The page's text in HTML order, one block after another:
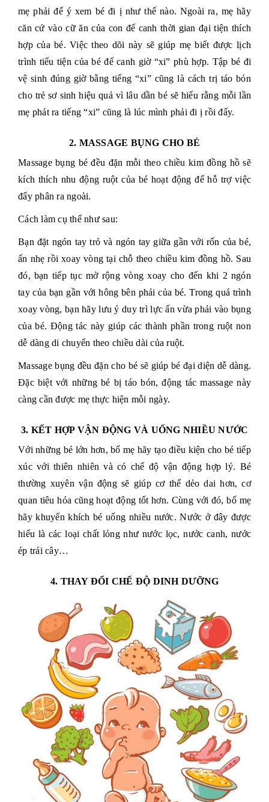
mẹ phải để ý xem bé đi ị như thế nào. Ngoài ra, mẹ hãy
căn cứ vào cữ ăn của con để canh thời gian đại tiện thích
hợp của bé. Việc theo dõi này sẽ giúp mẹ biết được lịch
trình tiểu tiện của bé để canh giờ “xi” phù hợp. Tập bé đi
vệ sinh đúng giờ bằng tiếng “xi” cũng là cách trị táo bón
cho trẻ sơ sinh hiệu quả vì lâu dần bé sẽ hiểu rằng mỗi lần
mẹ phát ra tiếng “xi” cũng là lúc mình phải đi ị rồi đấy.
2. MASSAGE BỤNG CHO BÉ
Massage bụng bé đều đặn mỗi theo chiều kim đồng hồ sẽ
kích thích nhu động ruột của bé hoạt động để hỗ trợ việc
đẩy phân ra ngoài.
Cách làm cụ thể như sau:
Bạn đặt ngón tay trỏ và ngón tay giữa gần với rốn của bé,
ấn nhẹ rồi xoay vòng tại chỗ theo chiều kim đồng hồ. Sau
đó, bạn tiếp tục mở rộng vòng xoay cho đến khi 2 ngón
tay của bạn gần với hông bên phải của bé. Trong quá trình
xoay vòng, bạn hãy lưu ý duy trì lực ấn vừa phải vào bụng
của bé. Động tác này giúp các thành phần trong ruột non
dễ dàng di chuyển theo chiều dài của ruột.
Massage bụng đều đặn cho bé sẽ giúp bé đại diện dễ dàng.
Đặc biệt với những bé bị táo bón, động tác massage này
càng cần được mẹ thực hiện mỗi ngày.
3. KẾT HỢP VẬN ĐỘNG VÀ UỐNG NHIỀU NƯỚC
Với những bé lớn hơn, bố mẹ hãy tạo điều kiện cho bé tiếp
xúc với thiên nhiên và có chế độ vận động hợp lý. Bé
thường xuyên vận động sẽ giúp cơ thể dẻo dai hơn, cơ
quan tiêu hóa cũng hoạt động tốt hơn. Cùng với đó, bố mẹ
hãy khuyến khích bé uống nhiều nước. Nước ở đây được
hiểu là các loại chất lỏng như nước lọc, nước canh, nước
ép trái cây…
4. THAY ĐỔI CHẾ ĐỘ DINH DƯỠNG